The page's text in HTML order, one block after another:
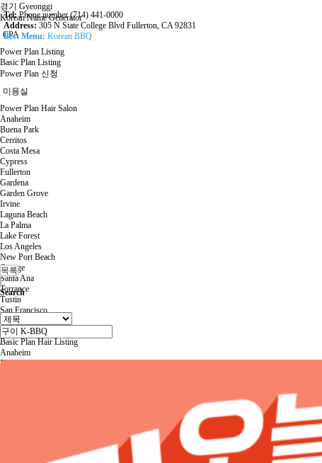
경기 Gyeonggi
Korean Name Generator
CPA
Power Plan Listing
Basic Plan Listing
Power Plan 신청
미용실
Power Plan Hair Salon
Anaheim
Buena Park
Cerritos
Costa Mesa
Cypress
Fullerton
Gardena
Garden Grove
Irvine
Laguna Beach
La Palma
Lake Forest
Los Angeles
New Port Beach
Orange
Santa Ana
Torrance
Tustin
San Francisco
San Diego
Other
Basic Plan Hair Listing
Anaheim
Buena Park
Tel:Phone number (714) 441-0000
Address: 305 N State College Blvd Fullerton, CA 92831
Best Menu: Korean BBQ
목록
Search